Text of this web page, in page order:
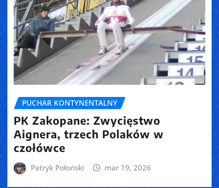
PUCHAR KONTYNENTALNY
PK Zakopane: Zwycięstwo
Aignera, trzech Polaków w
czołówce
Patryk Połoński mar 19, 2026